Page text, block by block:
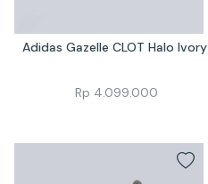
Adidas Gazelle CLOT Halo Ivory
Rp 4.099.000